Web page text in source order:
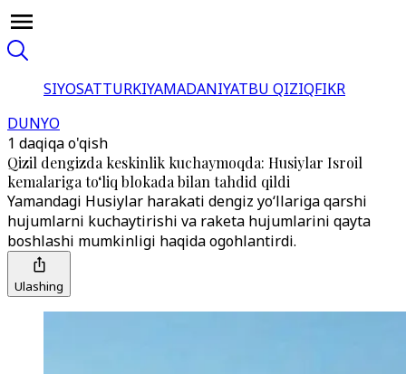
SIYOSATTURKIYAMADANIYATBU QIZIQFIKR
DUNYO
1 daqiqa o'qish
Qizil dengizda keskinlik kuchaymoqda: Husiylar Isroil
kemalariga to‘liq blokada bilan tahdid qildi
Yamandagi Husiylar harakati dengiz yo‘llariga qarshi
hujumlarni kuchaytirishi va raketa hujumlarini qayta
boshlashi mumkinligi haqida ogohlantirdi.
Ulashing